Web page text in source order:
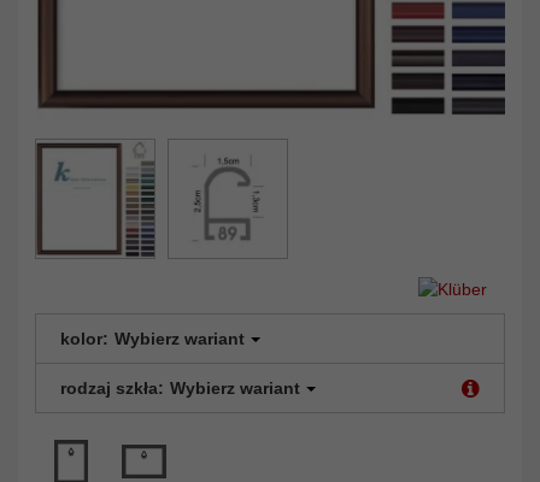
kolor: Wybierz wariant
rodzaj szkła: Wybierz wariant